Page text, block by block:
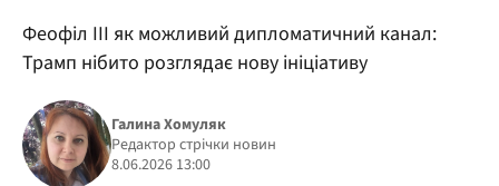
Політика
Феофіл III як можливий дипломатичний канал:
Трамп нібито розглядає нову ініціативу
Галина Хомуляк
Редактор стрічки новин
8.06.2026 13:00